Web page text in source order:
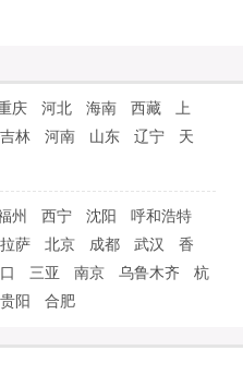
庆 河北 海南 西藏
上
吉林 河南 山东 辽宁
天
州 西宁 沈阳
呼和浩特
拉萨 北京 成都 武汉
香
三亚 南京 乌鲁木齐
杭
贵阳 合肥